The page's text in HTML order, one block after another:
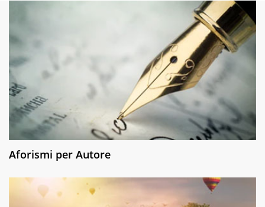
Aforismi per Autore